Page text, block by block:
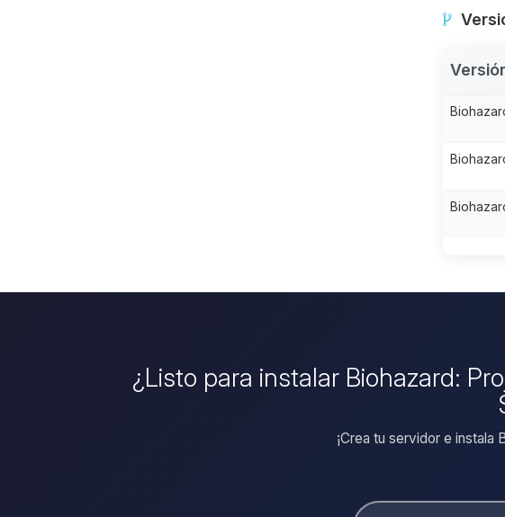
¿Listo para instalar Biohazard:
¡Crea tu servidor e instala